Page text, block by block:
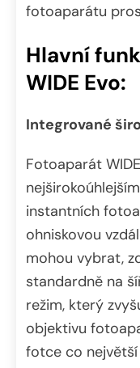
fotoaparátu
Hlavní
WIDE Evo:
Integrované
Fotoaparát
instantních
ohniskovou
mohou vybrat,
standardně na
režim, který
objektivu
fotce co největší